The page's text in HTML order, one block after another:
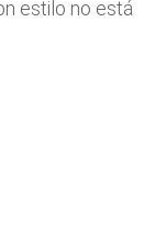
estilo no está